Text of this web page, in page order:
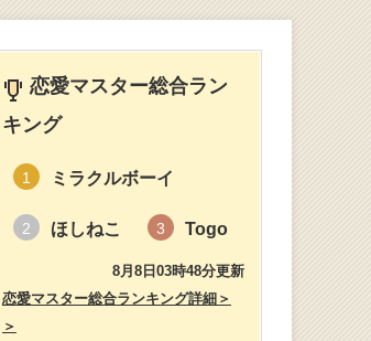
恋愛マスター総合ラン
キング
1 ミラクルボーイ
2 ほしねこ 3 Togo
8月8日03時48分更新
恋愛マスター総合ランキング詳細＞
＞